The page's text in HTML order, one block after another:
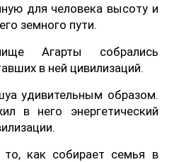
для человека высоту и
земного пути.
Агарты собрались
в ней цивилизаций.
удивительным образом.
в него энергетический
как собирает семья в